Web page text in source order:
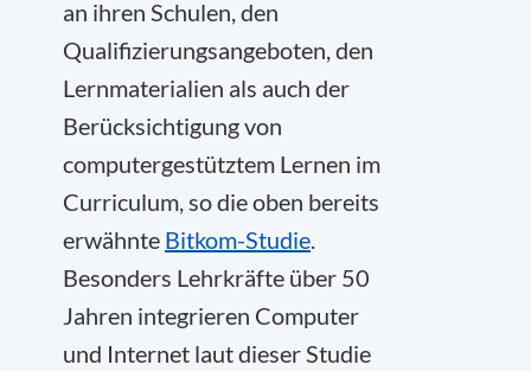
an ihren Schulen, den
Qualifizierungsangeboten, den
Lernmaterialien als auch der
Berücksichtigung von
computergestütztem Lernen im
Curriculum, so die oben bereits
erwähnte Bitkom-Studie.
Besonders Lehrkräfte über 50
Jahren integrieren Computer
und Internet laut dieser Studie